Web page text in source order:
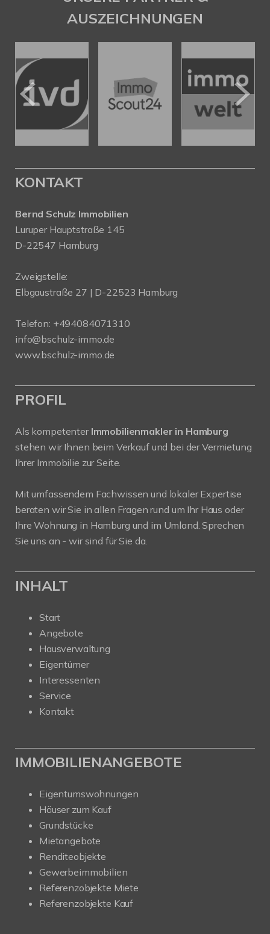
AUSZEICHNUNGEN
KONTAKT
Bernd Schulz Immobilien
Luruper Hauptstraße 145
D-22547 Hamburg
Zweigstelle:
Elbgaustraße 27 | D-22523 Hamburg
Telefon: +494084071310
info@bschulz-immo.de
www.bschulz-immo.de
PROFIL
Als kompetenter Immobilienmakler in Hamburg
stehen wir Ihnen beim Verkauf und bei der Vermietung
Ihrer Immobilie zur Seite.
Mit umfassendem Fachwissen und lokaler Expertise
beraten wir Sie in allen Fragen rund um Ihr Haus oder
Ihre Wohnung in Hamburg und im Umland. Sprechen
Sie uns an - wir sind für Sie da.
INHALT
Start
Angebote
Hausverwaltung
Eigentümer
Interessenten
Service
Kontakt
IMMOBILIENANGEBOTE
Eigentumswohnungen
Häuser zum Kauf
Grundstücke
Mietangebote
Renditeobjekte
Gewerbeimmobilien
Referenzobjekte Miete
Referenzobjekte Kauf